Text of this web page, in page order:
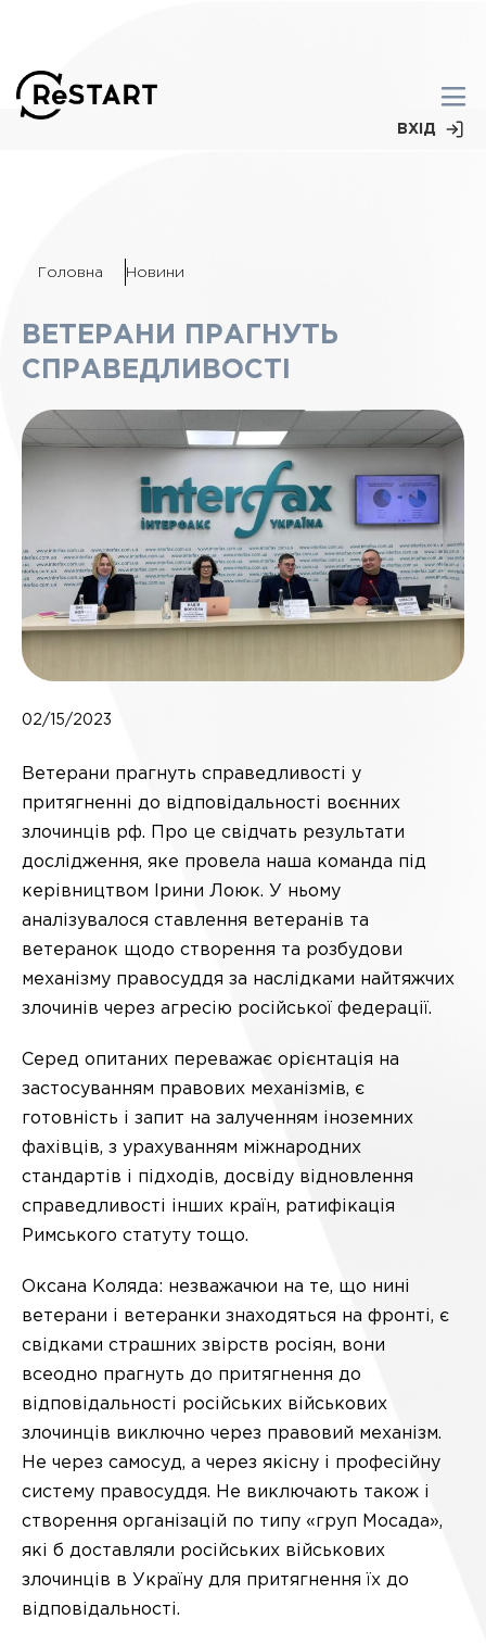
ВХІД
Головна Новини
ВЕТЕРАНИ ПРАГНУТЬ
СПРАВЕДЛИВОСТІ
02/15/2023
Ветерани прагнуть справедливості у
притягненні до відповідальності воєнних
злочинців рф. Про це свідчать результати
дослідження, яке провела наша команда під
керівництвом Ірини Лоюк. У ньому
аналізувалося ставлення ветеранів та
ветеранок щодо створення та розбудови
механізму правосуддя за наслідками найтяжчих
злочинів через агресію російської федерації.
Серед опитаних переважає орієнтація на
застосуванням правових механізмів, є
готовність і запит на залученням іноземних
фахівців, з урахуванням міжнародних
стандартів і підходів, досвіду відновлення
справедливості інших країн, ратифікація
Римського статуту тощо.
Оксана Коляда: незважачюи на те, що нині
ветерани і ветеранки знаходяться на фронті, є
свідками страшних звірств росіян, вони
всеодно прагнуть до притягнення до
відповідальності російських військових
злочинців виключно через правовий механізм.
Не через самосуд, а через якісну і професійну
систему правосуддя. Не виключають також і
створення організацій по типу «груп Мосада»,
які б доставляли російських військових
злочинців в Україну для притягнення їх до
відповідальності.